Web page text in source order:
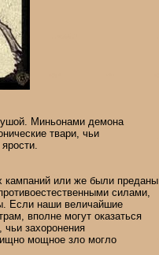
Миньонами демона
твари, чьи
кампаний или же были преданы
силами,
Если наши величайшие
вполне могут оказаться
захоронения
мощное зло могло